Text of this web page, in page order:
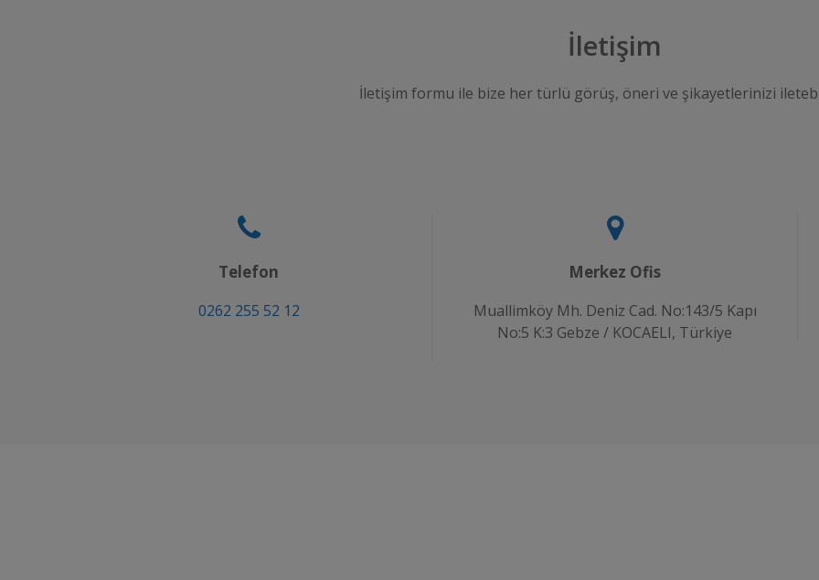
İletişim
İletişim formu ile bize her türlü görüş, öneri ve şikayetlerinizi
Telefon
0262 255 52 12
Merkez Ofis
Muallimköy Mh. Deniz Cad. No:143/5 Kapı
No:5 K:3 Gebze / KOCAELI, Türkiye